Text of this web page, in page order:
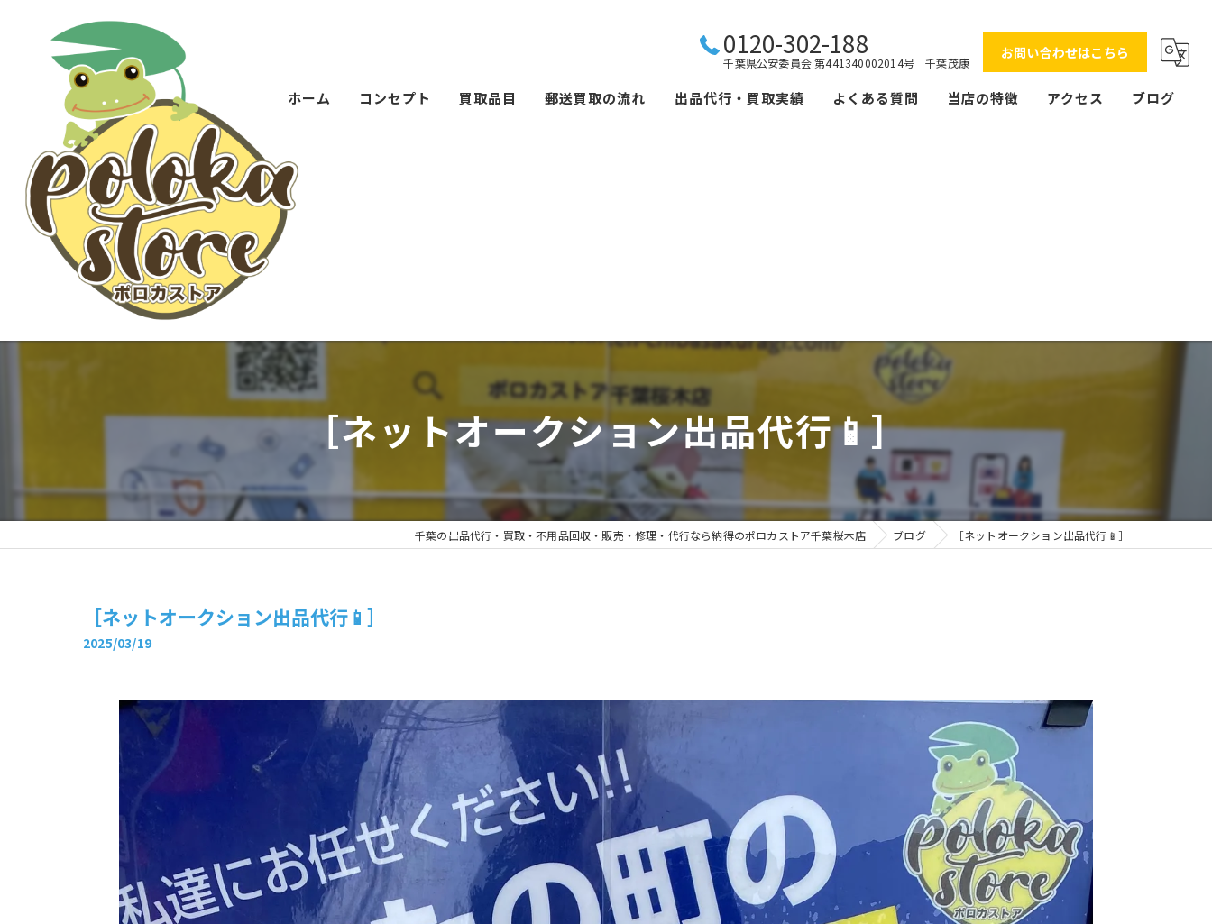
0120-302-188
千葉県公安委員会 第441340002014号 千葉茂康
お問い合わせはこちら
ホーム コンセプト 買取品目 郵送買取の流れ 出品代行・買取実績 よくある質問 当店の特徴 アクセス ブログ
［ネットオークション出品代行📱］
千葉の出品代行・買取・不用品回収・販売・修理・代行なら納得のポロカストア千葉桜木店 ブログ ［ネットオークション出品代行📱］
［ネットオークション出品代行📱］
2025/03/19